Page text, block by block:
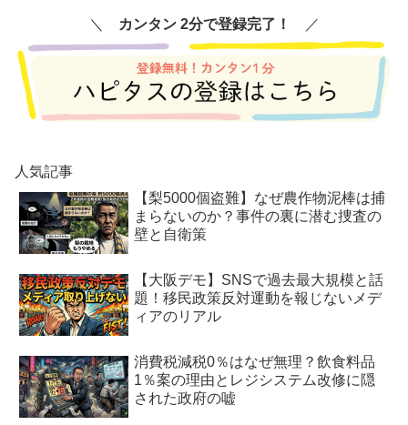
＼ カンタン 2分で登録完了！ ／
人気記事
【梨5000個盗難】なぜ農作物泥棒は捕
まらないのか？事件の裏に潜む捜査の
壁と自衛策
【大阪デモ】SNSで過去最大規模と話
題！移民政策反対運動を報じないメデ
ィアのリアル
消費税減税0％はなぜ無理？飲食料品
1％案の理由とレジシステム改修に隠
された政府の嘘